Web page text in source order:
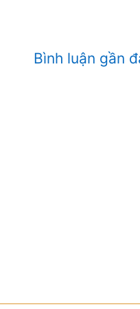
Bình luận gần